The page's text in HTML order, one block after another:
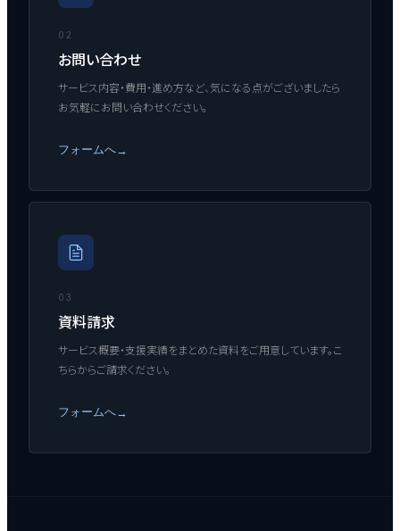
02
お問い合わせ
サービス内容・費用・進め方など、気になる点がございましたら
お気軽にお問い合わせください。
フォームへ→
03
資料請求
サービス概要・支援実績をまとめた資料をご用意しています。こ
ちらからご請求ください。
フォームへ→